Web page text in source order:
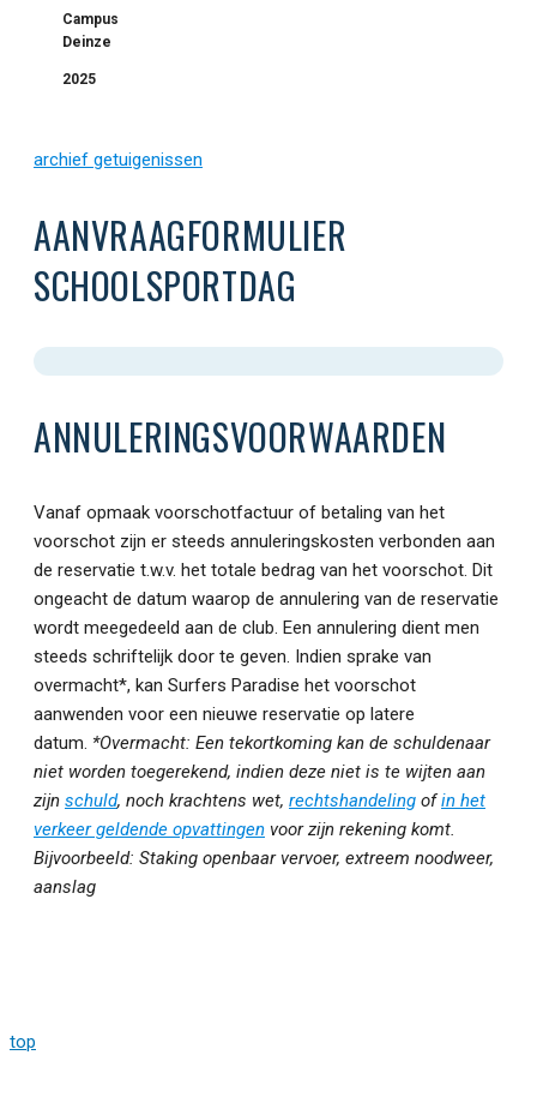
Campus
Deinze
2025
archief getuigenissen
AANVRAAGFORMULIER
SCHOOLSPORTDAG
ANNULERINGSVOORWAARDEN
Vanaf opmaak voorschotfactuur of betaling van het
voorschot zijn er steeds annuleringskosten verbonden aan
de reservatie t.w.v. het totale bedrag van het voorschot. Dit
ongeacht de datum waarop de annulering van de reservatie
wordt meegedeeld aan de club. Een annulering dient men
steeds schriftelijk door te geven. Indien sprake van
overmacht*, kan Surfers Paradise het voorschot
aanwenden voor een nieuwe reservatie op latere
datum. *Overmacht: Een tekortkoming kan de schuldenaar
niet worden toegerekend, indien deze niet is te wijten aan
zijn schuld, noch krachtens wet, rechtshandeling ofin het
verkeer geldende opvattingen voor zijn rekening komt.
Bijvoorbeeld: Staking openbaar vervoer, extreem noodweer,
aanslag
top